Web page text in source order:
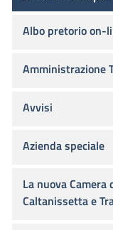
Albo pretorio on-
Amministrazione
Avvisi
Azienda speciale
La nuova
Caltanissetta e